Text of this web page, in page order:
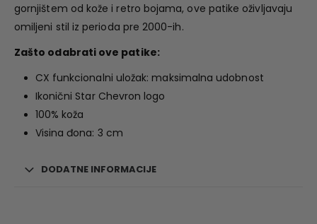
gornjištem od kože i retro bojama, ove patike oživljavaju
omiljeni stil iz perioda pre 2000-ih.
Zašto odabrati ove patike:
CX funkcionalni uložak: maksimalna udobnost
Ikonični Star Chevron logo
100% koža
Visina đona: 3 cm
DODATNE INFORMACIJE